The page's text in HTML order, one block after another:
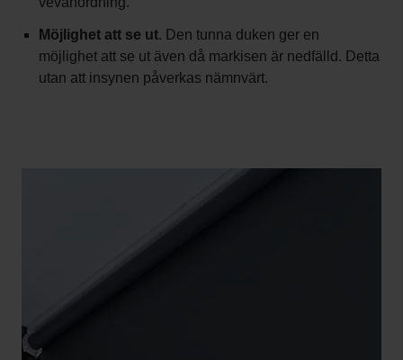
Möjlighet att se ut. Den tunna duken ger en
möjlighet att se ut även då markisen är nedfälld. Detta
utan att insynen påverkas nämnvärt.